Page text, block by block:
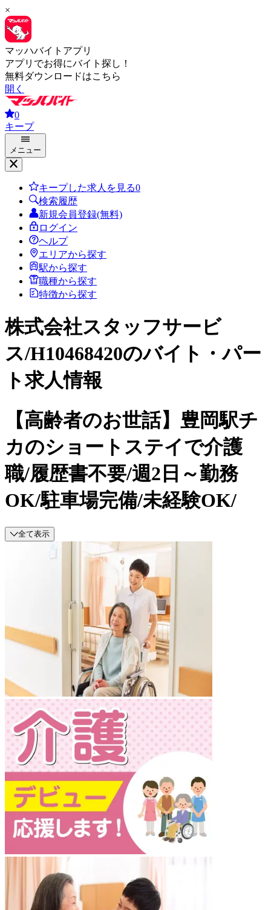
×
マッハバイトアプリ
アプリでお得にバイト探し！
無料ダウンロードはこちら
開く
0
キープ
メニュー
キープした求人を見る0
検索履歴
新規会員登録(無料)
ログイン
ヘルプ
エリアから探す
駅から探す
職種から探す
特徴から探す
株式会社スタッフサービ
ス/H10468420のバイト・パー
ト求人情報
【高齢者のお世話】豊岡駅チ
カのショートステイで介護
職/履歴書不要/週2日～勤務
OK/駐車場完備/未経験OK/
全て表示